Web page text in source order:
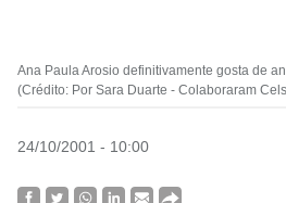
Ana Paula Arosio definitivamente gosta de
(Crédito: Por Sara Duarte - Colaboraram
24/10/2001 - 10:00